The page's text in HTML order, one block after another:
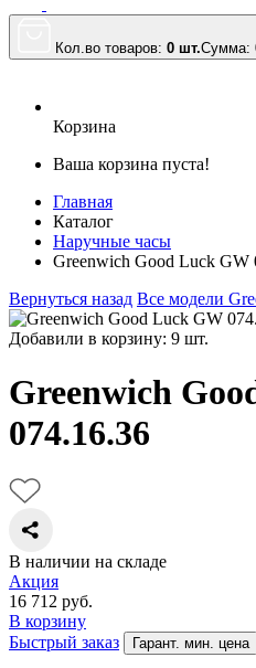
Кол.во товаров: 0 шт.Сумма:
Корзина
Ваша корзина пуста!
Главная
Каталог
Наручные часы
Greenwich Good Luck GW
Вернуться назад Все модели
Добавили в корзину: 9 шт.
Greenwich
074.16.36
В наличии на складе
Акция
16 712 руб.
В корзину
Быстрый заказ
Гарант. мин. цена